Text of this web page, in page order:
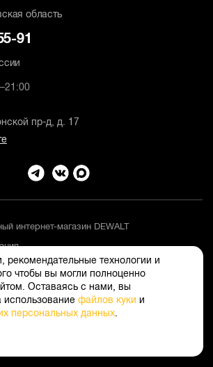
рекомендательные технологии и
чтобы вы могли полноценно
Оставаясь с нами, вы
использование файлов куки и
персональных данных.
область
91
пр-д, д. 17
интернет-магазин DEWALT
и защите персональных данных